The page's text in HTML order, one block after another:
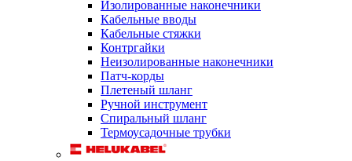
Изолированные наконечники
Кабельные вводы
Кабельные стяжки
Контргайки
Неизолированные наконечники
Патч-корды
Плетеный шланг
Ручной инструмент
Спиральный шланг
Термоусадочные трубки